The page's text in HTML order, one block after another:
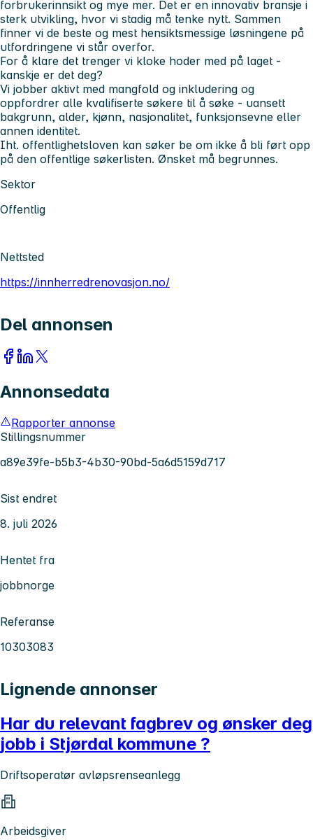
forbrukerinnsikt og mye mer. Det er en innovativ bransje i
sterk utvikling, hvor vi stadig må tenke nytt. Sammen
finner vi de beste og mest hensiktsmessige løsningene på
utfordringene vi står overfor.
For å klare det trenger vi kloke hoder med på laget -
kanskje er det deg?
Vi jobber aktivt med mangfold og inkludering og
oppfordrer alle kvalifiserte søkere til å søke - uansett
bakgrunn, alder, kjønn, nasjonalitet, funksjonsevne eller
annen identitet.
Iht. offentlighetsloven kan søker be om ikke å bli ført opp
på den offentlige søkerlisten. Ønsket må begrunnes.
Sektor
Offentlig
Nettsted
https://innherredrenovasjon.no/
Del annonsen
Annonsedata
Rapporter annonse
Stillingsnummer
a89e39fe-b5b3-4b30-90bd-5a6d5159d717
Sist endret
8. juli 2026
Hentet fra
jobbnorge
Referanse
10303083
Lignende annonser
Har du relevant fagbrev og ønsker deg
jobb i Stjørdal kommune ?
Driftsoperatør avløpsrenseanlegg
Arbeidsgiver